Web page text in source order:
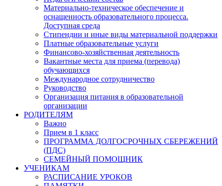
Материально-техническое обеспечение и
оснащенность образовательного процесса.
Доступная среда
Стипендии и иные виды материальной поддержки
Платные образовательные услуги
Финансово-хозяйственная деятельность
Вакантные места для приема (перевода)
обучающихся
Международное сотрудничество
Руководство
Организация питания в образовательной
организации
РОДИТЕЛЯМ
Важно
Прием в 1 класс
ПРОГРАММА ДОЛГОСРОЧНЫХ СБЕРЕЖЕНИЙ
(ПДС)
СЕМЕЙНЫЙ ПОМОЩНИК
УЧЕНИКАМ
РАСПИСАНИЕ УРОКОВ